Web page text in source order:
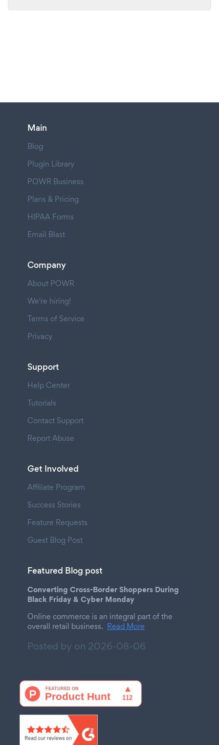
Main
Blog
Plugin Library
POWR Business
Plans & Pricing
HIPAA Forms
Email Blast
Company
About POWR
We're hiring!
Terms of Service
Privacy
Support
Help Center
Tutorials
Contact Support
Report Abuse
Get Involved
Affiliate Program
Success Stories
Feature Requests
Guest Blog Post
Featured Blog post
Converting Cross-Border Shoppers During
Black Friday & Cyber Monday
Online commerce is an integral part of the
overall retail business. Read More
Posted by on 2026-08-06